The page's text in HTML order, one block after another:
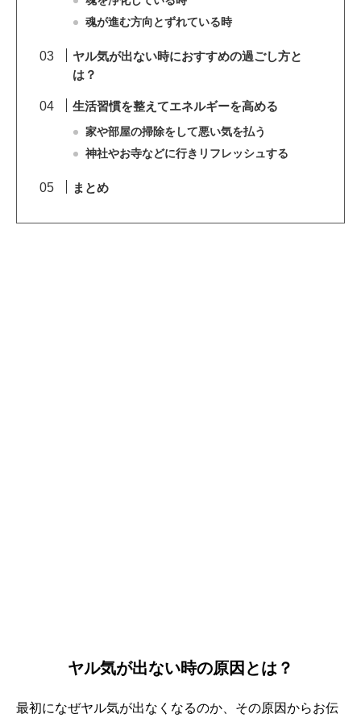
魂が進む方向とずれている時
ヤル気が出ない時におすすめの過ごし方と
は？
生活習慣を整えてエネルギーを高める
家や部屋の掃除をして悪い気を払う
神社やお寺などに行きリフレッシュする
まとめ
ヤル気が出ない時の原因とは？
最初になぜヤル気が出なくなるのか、その原因からお伝